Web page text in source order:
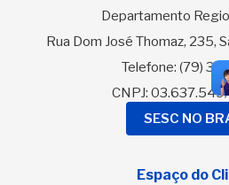
Departamento
Rua Dom José Thomaz, 235,
Telefone: (79)
CNPJ:
SESC NO
Espaço do